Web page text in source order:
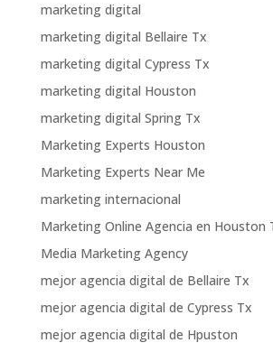
marketing digital
marketing digital Bellaire Tx
marketing digital Cypress Tx
marketing digital Houston
marketing digital Spring Tx
Marketing Experts Houston
Marketing Experts Near Me
marketing internacional
Marketing Online Agencia en Houston
Media Marketing Agency
mejor agencia digital de Bellaire Tx
mejor agencia digital de Cypress Tx
mejor agencia digital de Hpuston